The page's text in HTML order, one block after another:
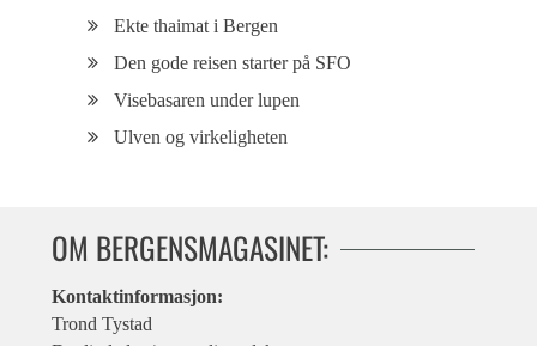
Ekte thaimat i Bergen
Den gode reisen starter på SFO
Visebasaren under lupen
Ulven og virkeligheten
OM BERGENSMAGASINET:
Kontaktinformasjon:
Trond Tystad